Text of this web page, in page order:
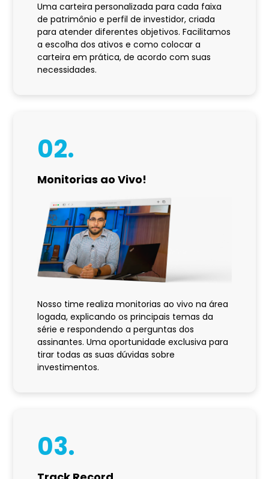
Uma carteira personalizada para cada faixa
de patrimônio e perfil de investidor, criada
para atender diferentes objetivos. Facilitamos
a escolha dos ativos e como colocar a
carteira em prática, de acordo com suas
necessidades.
02.
Monitorias ao Vivo!
Nosso time realiza monitorias ao vivo na área
logada, explicando os principais temas da
série e respondendo a perguntas dos
assinantes. Uma oportunidade exclusiva para
tirar todas as suas dúvidas sobre
investimentos.
03.